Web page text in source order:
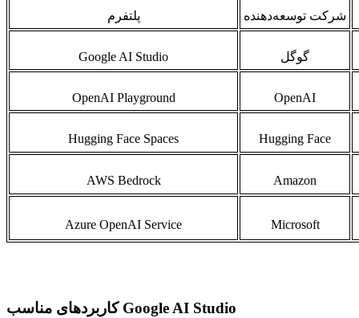
پلتفرم شرکت توسعه‌دهنده
Google AI Studio گوگل
OpenAI Playground OpenAI
Hugging Face Spaces Hugging Face
AWS Bedrock Amazon
Azure OpenAI Service Microsoft
کاربردهای مناسب Google AI Studio